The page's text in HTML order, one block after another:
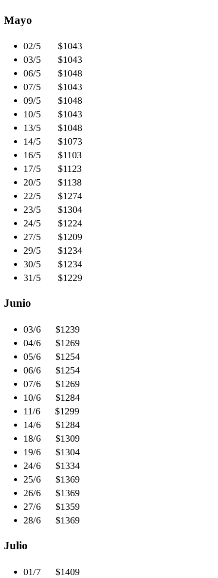
Mayo
02/5 $1043
03/5 $1043
06/5 $1048
07/5 $1043
09/5 $1048
10/5 $1043
13/5 $1048
14/5 $1073
16/5 $1103
17/5 $1123
20/5 $1138
22/5 $1274
23/5 $1304
24/5 $1224
27/5 $1209
29/5 $1234
30/5 $1234
31/5 $1229
Junio
03/6 $1239
04/6 $1269
05/6 $1254
06/6 $1254
07/6 $1269
10/6 $1284
11/6 $1299
14/6 $1284
18/6 $1309
19/6 $1304
24/6 $1334
25/6 $1369
26/6 $1369
27/6 $1359
28/6 $1369
Julio
01/7 $1409